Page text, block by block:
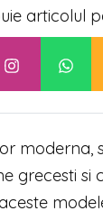
articolul
moderna,
grecesti si